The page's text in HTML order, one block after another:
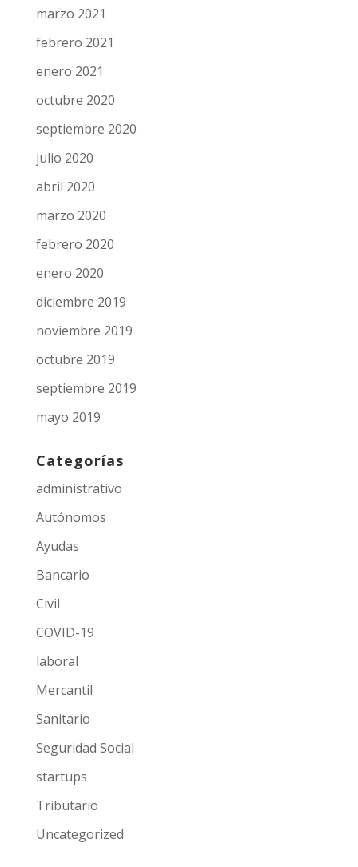
marzo 2021
febrero 2021
enero 2021
octubre 2020
septiembre 2020
julio 2020
abril 2020
marzo 2020
febrero 2020
enero 2020
diciembre 2019
noviembre 2019
octubre 2019
septiembre 2019
mayo 2019
Categorías
administrativo
Autónomos
Ayudas
Bancario
Civil
COVID-19
laboral
Mercantil
Sanitario
Seguridad Social
startups
Tributario
Uncategorized